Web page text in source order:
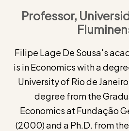
Professor,
Filipe Lage De Sousa's
is in Economics with a
University of Rio de
degree from the
Economics at Fundação
(2000) and a Ph.D. from